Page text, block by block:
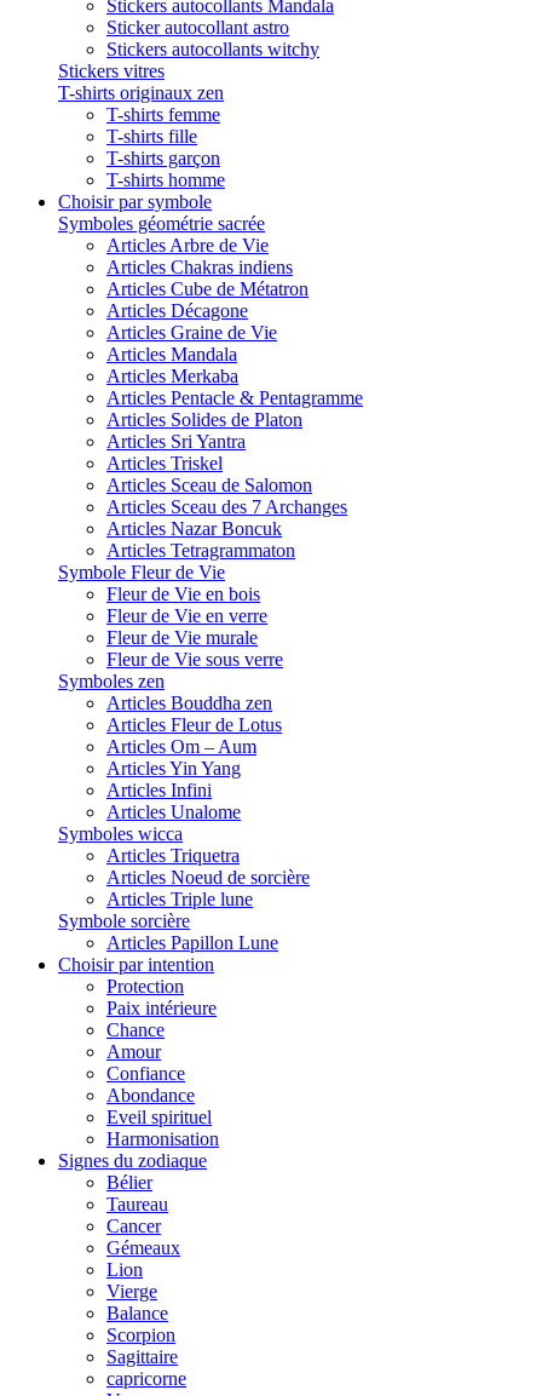
Stickers autocollants Mandala
Sticker autocollant astro
Stickers autocollants witchy
Stickers vitres
T-shirts originaux zen
T-shirts femme
T-shirts fille
T-shirts garçon
T-shirts homme
Choisir par symbole
Symboles géométrie sacrée
Articles Arbre de Vie
Articles Chakras indiens
Articles Cube de Métatron
Articles Décagone
Articles Graine de Vie
Articles Mandala
Articles Merkaba
Articles Pentacle & Pentagramme
Articles Solides de Platon
Articles Sri Yantra
Articles Triskel
Articles Sceau de Salomon
Articles Sceau des 7 Archanges
Articles Nazar Boncuk
Articles Tetragrammaton
Symbole Fleur de Vie
Fleur de Vie en bois
Fleur de Vie en verre
Fleur de Vie murale
Fleur de Vie sous verre
Symboles zen
Articles Bouddha zen
Articles Fleur de Lotus
Articles Om – Aum
Articles Yin Yang
Articles Infini
Articles Unalome
Symboles wicca
Articles Triquetra
Articles Noeud de sorcière
Articles Triple lune
Symbole sorcière
Articles Papillon Lune
Choisir par intention
Protection
Paix intérieure
Chance
Amour
Confiance
Abondance
Eveil spirituel
Harmonisation
Signes du zodiaque
Bélier
Taureau
Cancer
Gémeaux
Lion
Vierge
Balance
Scorpion
Sagittaire
capricorne